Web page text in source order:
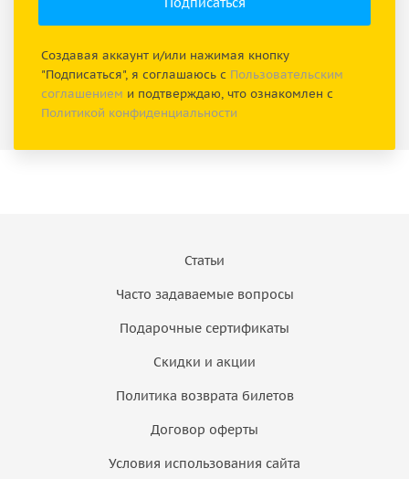
Создавая аккаунт и/или нажимая кнопку
"Подписаться", я соглашаюсь с Пользовательским
соглашением и подтверждаю, что ознакомлен с
Политикой конфиденциальности
Статьи
Часто задаваемые вопросы
Подарочные сертификаты
Скидки и акции
Политика возврата билетов
Договор оферты
Условия использования сайта